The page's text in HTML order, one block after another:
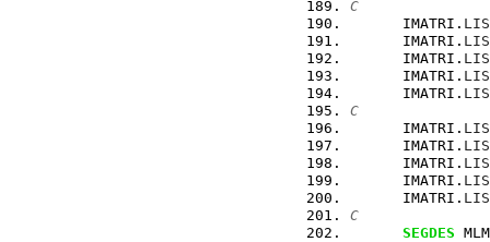
C
      IMATRI.
      IMATRI.
      IMATRI.
      IMATRI.
      IMATRI.
C
      IMATRI.
      IMATRI.
      IMATRI.
      IMATRI.
      IMATRI.
C
SEGDES